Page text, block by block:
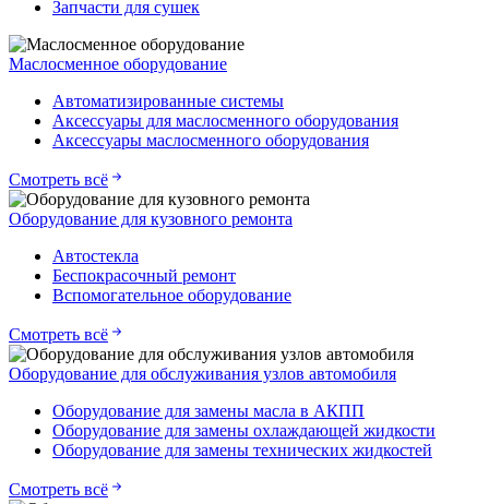
Запчасти для сушек
Маслосменное оборудование
Автоматизированные системы
Аксессуары для маслосменного оборудования
Аксессуары маслосменного оборудования
Смотреть всё
Оборудование для кузовного ремонта
Автостекла
Беспокрасочный ремонт
Вспомогательное оборудование
Смотреть всё
Оборудование для обслуживания узлов автомобиля
Оборудование для замены масла в АКПП
Оборудование для замены охлаждающей жидкости
Оборудование для замены технических жидкостей
Смотреть всё